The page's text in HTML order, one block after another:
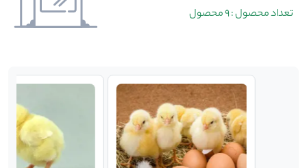
تعداد محصول : 9 محصول